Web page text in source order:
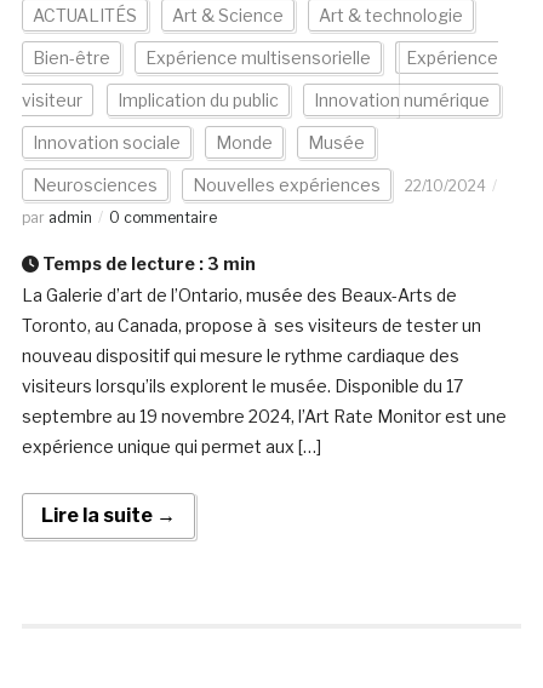
ACTUALITÉS Art & Science Art & technologie
Bien-être Expérience multisensorielle Expérience
visiteur Implication du public Innovation numérique
Innovation sociale Monde Musée
Neurosciences Nouvelles expériences
22/10/2024
par admin 0 commentaire
Temps de lecture : 3 min
La Galerie d’art de l’Ontario, musée des Beaux-Arts de
Toronto, au Canada, propose à ses visiteurs de tester un
nouveau dispositif qui mesure le rythme cardiaque des
visiteurs lorsqu’ils explorent le musée. Disponible du 17
septembre au 19 novembre 2024, l’Art Rate Monitor est une
expérience unique qui permet aux […]
Lire la suite →